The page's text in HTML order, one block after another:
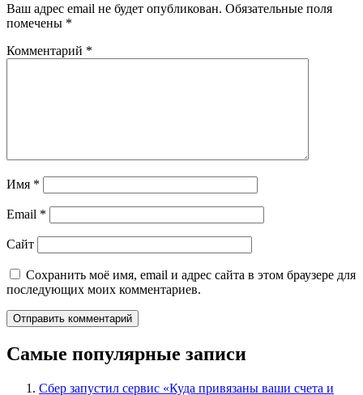
Ваш адрес email не будет опубликован. Обязательные поля
помечены *
Комментарий *
Имя *
Email *
Сайт
Сохранить моё имя, email и адрес сайта в этом браузере для
последующих моих комментариев.
Самые популярные записи
Сбер запустил сервис «Куда привязаны ваши счета и